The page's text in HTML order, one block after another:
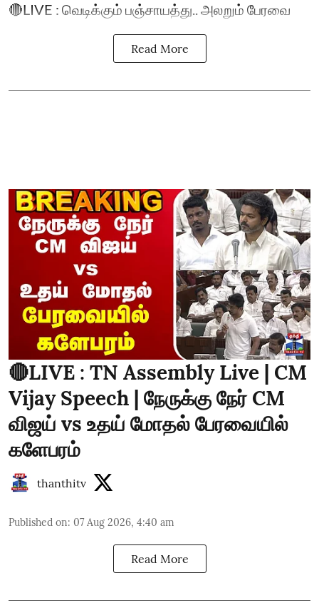
🔴LIVE : வெடிக்கும் பஞ்சாயத்து.. அலறும் பேரவை
Read More
🔴LIVE : TN Assembly Live | CM
Vijay Speech | நேருக்கு நேர் CM
விஜய் vs உதய் மோதல் பேரவையில்
களேபரம்
thanthitv
Published on: 07 Aug 2026, 4:40 am
Read More